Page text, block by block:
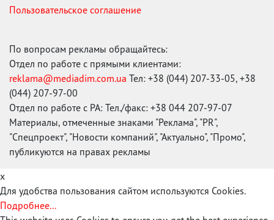
Пользовательское соглашение
По вопросам рекламы обращайтесь:
Отдел по работе с прямыми клиентами:
reklama@mediadim.com.ua Тел: +38 (044) 207-33-05, +38
(044) 207-97-00
Отдел по работе с РА: Тел./факс: +38 044 207-97-07
Материалы, отмеченные знаками "Реклама", "PR",
"Спецпроект", "Новости компаний", "Актуально", "Промо",
публикуются на правах рекламы
x
Для удобства пользования сайтом используются Cookies.
Подробнее...